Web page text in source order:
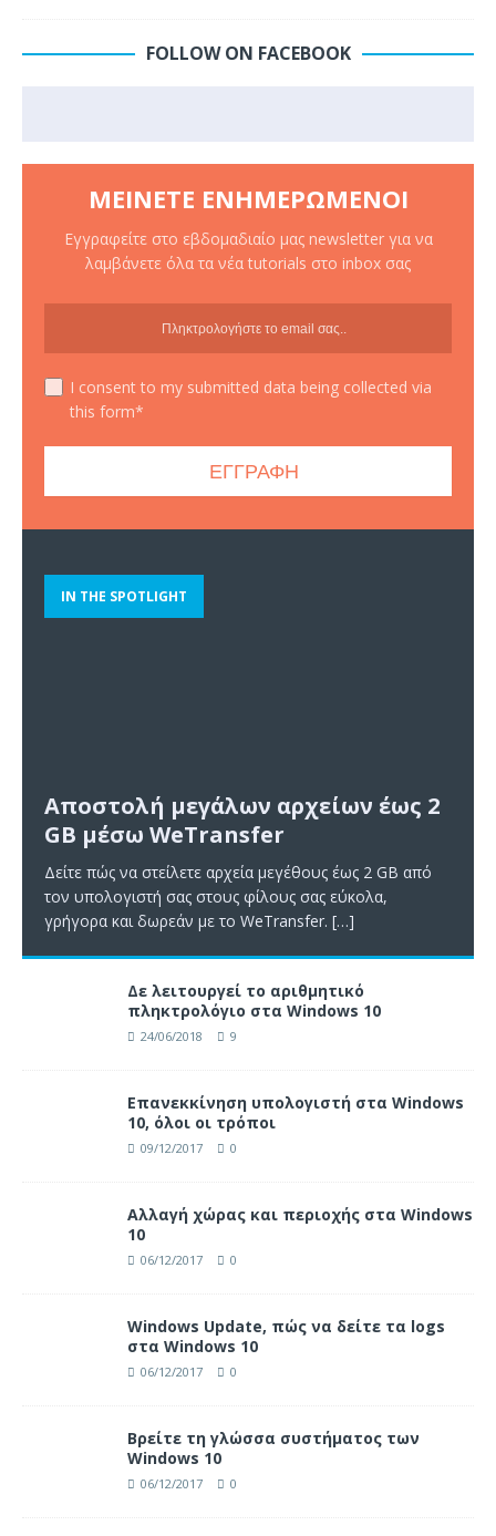
FOLLOW ON FACEBOOK
ΜΕΊΝΕΤΕ ΕΝΗΜΕΡΩΜΈΝΟΙ
Εγγραφείτε στο εβδομαδιαίο μας newsletter για να
λαμβάνετε όλα τα νέα tutorials στο inbox σας
I consent to my submitted data being collected via
this form*
IN THE SPOTLIGHT
Αποστολή μεγάλων αρχείων έως 2
GB μέσω WeTransfer
Δείτε πώς να στείλετε αρχεία μεγέθους έως 2 GB από
τον υπολογιστή σας στους φίλους σας εύκολα,
γρήγορα και δωρεάν με το WeTransfer. […]
Δε λειτουργεί το αριθμητικό
πληκτρολόγιο στα Windows 10
24/06/2018 9
Επανεκκίνηση υπολογιστή στα Windows
10, όλοι οι τρόποι
09/12/2017 0
Αλλαγή χώρας και περιοχής στα Windows
10
06/12/2017 0
Windows Update, πώς να δείτε τα logs
στα Windows 10
06/12/2017 0
Βρείτε τη γλώσσα συστήματος των
Windows 10
06/12/2017 0